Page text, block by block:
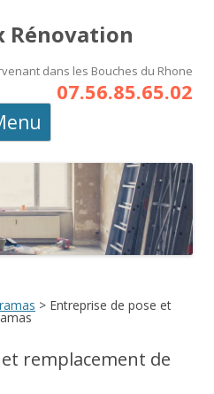
Rénovation
dans les Bouches du Rhone
07.56.85.65.02
> Entreprise de pose et
remplacement de